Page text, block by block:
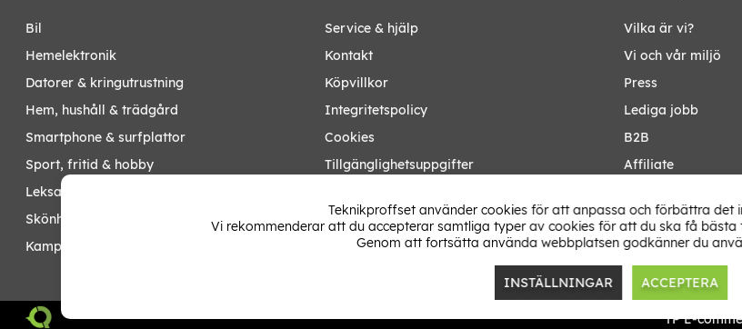
bil
hemelektronik
datorer & kringutrustning
hem, hushåll & trädgård
smartphone & surfplattor
sport, fritid & hobby
leksaker, barn- & babyprodukter
skönhet & hälsa
kampanjer
Service & hjälp
Kontakt
Köpvillkor
Integritetspolicy
Cookies
Tillgänglighetsuppgifter
Mina sidor
Vilka är vi?
Vi och vår miljö
Press
Lediga jobb
B2B
Affiliate
Ändra Land
TP E-
Teknikproffset använder cookies för att anpassa och förbättra det
Vi rekommenderar att du accepterar samtliga typer av cookies för att du ska få bästa
Genom att fortsätta använda webbplatsen godkänner du
INSTÄLLNINGAR ACCEPTERA